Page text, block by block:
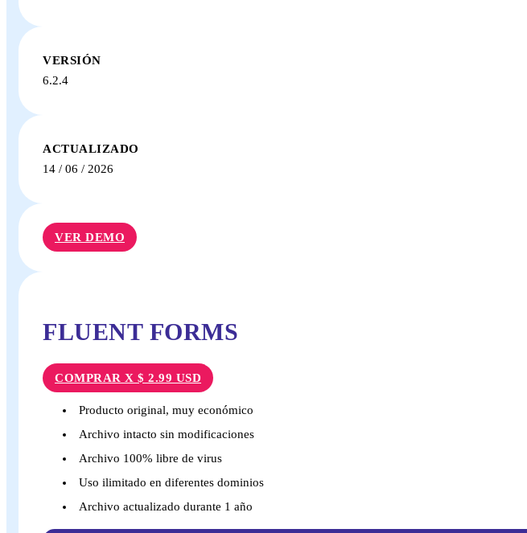
VERSIÓN
6.2.4
ACTUALIZADO
14 / 06 / 2026
VER DEMO
FLUENT FORMS
COMPRAR X $ 2.99 USD
Producto original, muy económico
Archivo intacto sin modificaciones
Archivo 100% libre de virus
Uso ilimitado en diferentes dominios
Archivo actualizado durante 1 año